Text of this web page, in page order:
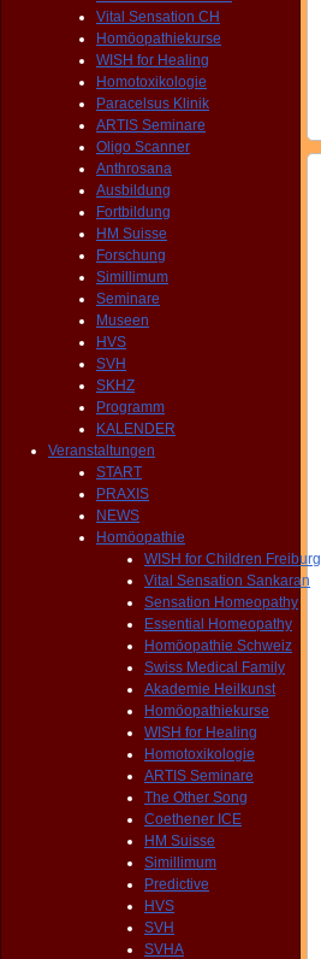
Vital Sensation CH
Homöopathiekurse
WISH for Healing
Homotoxikologie
Paracelsus Klinik
ARTIS Seminare
Oligo Scanner
Anthrosana
Ausbildung
Fortbildung
HM Suisse
Forschung
Simillimum
Seminare
Museen
HVS
SVH
SKHZ
Programm
KALENDER
Veranstaltungen
START
PRAXIS
NEWS
Homöopathie
WISH for Children Freiburg
Vital Sensation Sankaran
Sensation Homeopathy
Essential Homeopathy
Homöopathie Schweiz
Swiss Medical Family
Akademie Heilkunst
Homöopathiekurse
WISH for Healing
Homotoxikologie
ARTIS Seminare
The Other Song
Coethener ICE
HM Suisse
Simillimum
Predictive
HVS
SVH
SVHA